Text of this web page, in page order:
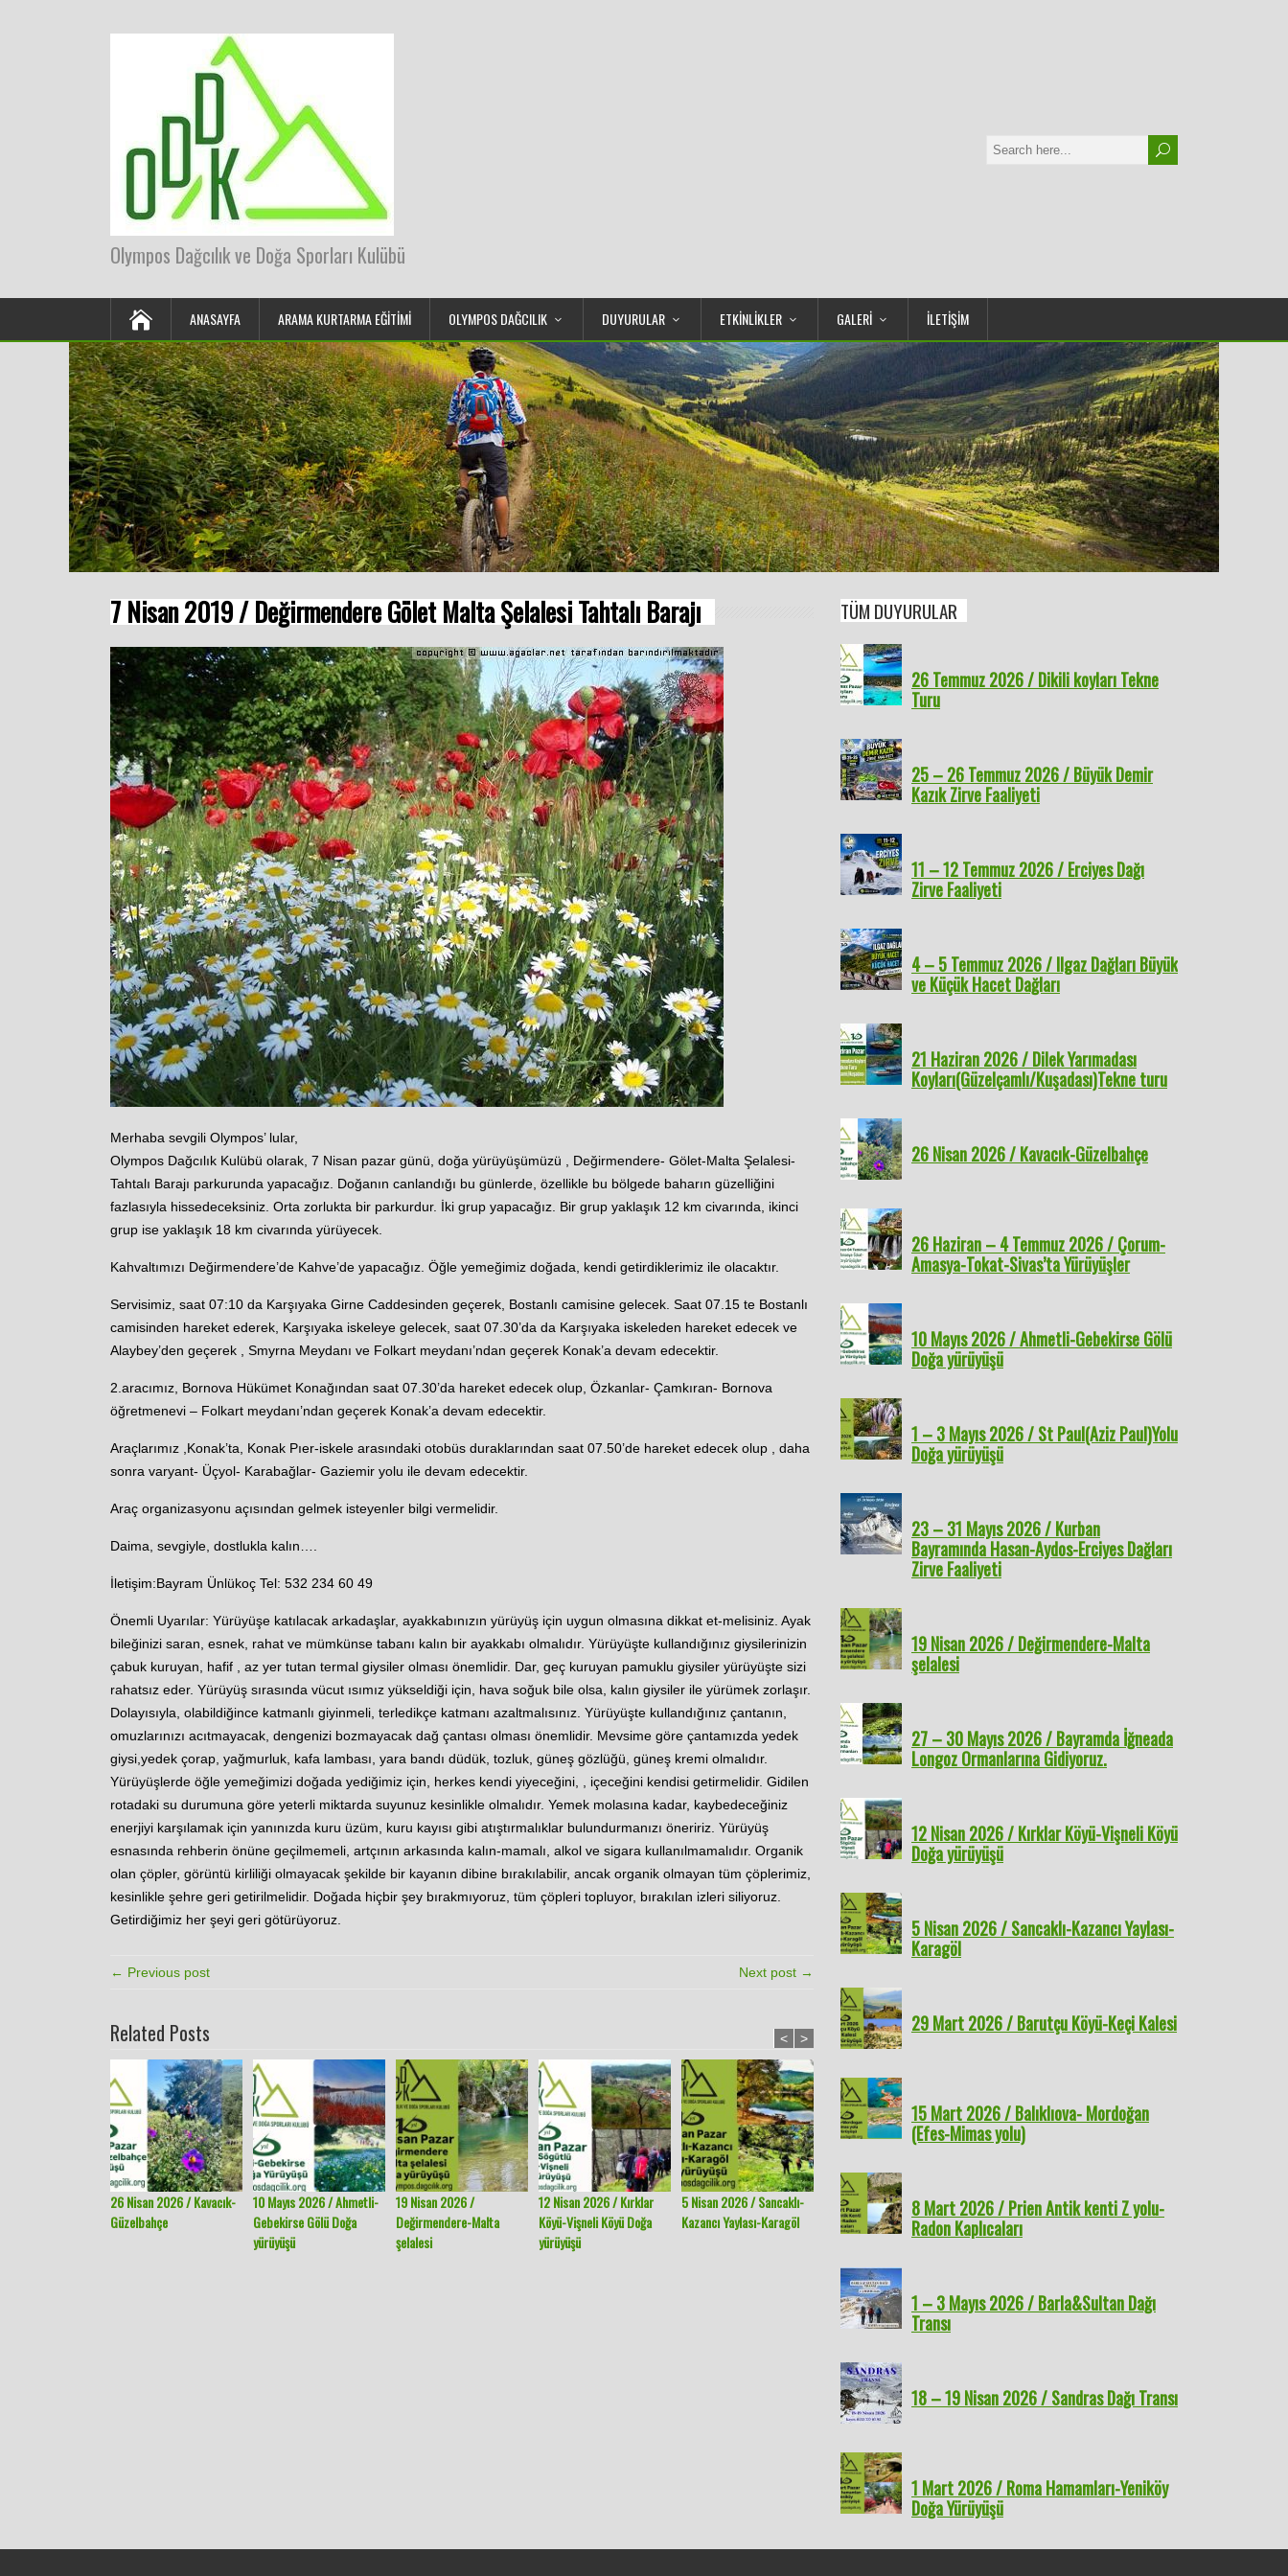
Olympos Dağcılık ve Doğa Sporları Kulübü
ANASAYFA ARAMA KURTARMA EĞITIMI OLYMPOS DAĞCILIK DUYURULAR ETKİNLİKLER GALERİ İLETİŞİM
7 Nisan 2019 / Değirmendere Gölet Malta Şelalesi Tahtalı Barajı
Merhaba sevgili Olympos’ lular,
Olympos Dağcılık Kulübü olarak, 7 Nisan pazar günü, doğa yürüyüşümüzü , Değirmendere- Gölet-Malta Şelalesi-
Tahtalı Barajı parkurunda yapacağız. Doğanın canlandığı bu günlerde, özellikle bu bölgede baharın güzelliğini
fazlasıyla hissedeceksiniz. Orta zorlukta bir parkurdur. İki grup yapacağız. Bir grup yaklaşık 12 km civarında, ikinci
grup ise yaklaşık 18 km civarında yürüyecek.
Kahvaltımızı Değirmendere’de Kahve’de yapacağız. Öğle yemeğimiz doğada, kendi getirdiklerimiz ile olacaktır.
Servisimiz, saat 07:10 da Karşıyaka Girne Caddesinden geçerek, Bostanlı camisine gelecek. Saat 07.15 te Bostanlı
camisinden hareket ederek, Karşıyaka iskeleye gelecek, saat 07.30’da da Karşıyaka iskeleden hareket edecek ve
Alaybey’den geçerek , Smyrna Meydanı ve Folkart meydanı’ndan geçerek Konak’a devam edecektir.
2.aracımız, Bornova Hükümet Konağından saat 07.30’da hareket edecek olup, Özkanlar- Çamkıran- Bornova
öğretmenevi – Folkart meydanı’ndan geçerek Konak’a devam edecektir.
Araçlarımız ,Konak’ta, Konak Pıer-iskele arasındaki otobüs duraklarından saat 07.50’de hareket edecek olup , daha
sonra varyant- Üçyol- Karabağlar- Gaziemir yolu ile devam edecektir.
Araç organizasyonu açısından gelmek isteyenler bilgi vermelidir.
Daima, sevgiyle, dostlukla kalın….
İletişim:Bayram Ünlükoç Tel: 532 234 60 49
Önemli Uyarılar: Yürüyüşe katılacak arkadaşlar, ayakkabınızın yürüyüş için uygun olmasına dikkat et-melisiniz. Ayak
bileğinizi saran, esnek, rahat ve mümkünse tabanı kalın bir ayakkabı olmalıdır. Yürüyüşte kullandığınız giysilerinizin
çabuk kuruyan, hafif , az yer tutan termal giysiler olması önemlidir. Dar, geç kuruyan pamuklu giysiler yürüyüşte sizi
rahatsız eder. Yürüyüş sırasında vücut ısımız yükseldiği için, hava soğuk bile olsa, kalın giysiler ile yürümek zorlaşır.
Dolayısıyla, olabildiğince katmanlı giyinmeli, terledikçe katmanı azaltmalısınız. Yürüyüşte kullandığınız çantanın,
omuzlarınızı acıtmayacak, dengenizi bozmayacak dağ çantası olması önemlidir. Mevsime göre çantamızda yedek
giysi,yedek çorap, yağmurluk, kafa lambası, yara bandı düdük, tozluk, güneş gözlüğü, güneş kremi olmalıdır.
Yürüyüşlerde öğle yemeğimizi doğada yediğimiz için, herkes kendi yiyeceğini, , içeceğini kendisi getirmelidir. Gidilen
rotadaki su durumuna göre yeterli miktarda suyunuz kesinlikle olmalıdır. Yemek molasına kadar, kaybedeceğiniz
enerjiyi karşılamak için yanınızda kuru üzüm, kuru kayısı gibi atıştırmalıklar bulundurmanızı öneririz. Yürüyüş
esnasında rehberin önüne geçilmemeli, artçının arkasında kalın-mamalı, alkol ve sigara kullanılmamalıdır. Organik
olan çöpler, görüntü kirliliği olmayacak şekilde bir kayanın dibine bırakılabilir, ancak organik olmayan tüm çöplerimiz,
kesinlikle şehre geri getirilmelidir. Doğada hiçbir şey bırakmıyoruz, tüm çöpleri topluyor, bırakılan izleri siliyoruz.
Getirdiğimiz her şeyi geri götürüyoruz.
← Previous post Next post →
Related Posts
26 Nisan 2026 / Kavacık-
Güzelbahçe
10 Mayıs 2026 / Ahmetli-
Gebekirse Gölü Doğa
yürüyüşü
19 Nisan 2026 /
Değirmendere-Malta
şelalesi
12 Nisan 2026 / Kırklar
Köyü-Vişneli Köyü Doğa
yürüyüşü
5 Nisan 2026 / Sancaklı-
Kazancı Yaylası-Karagöl
29 Mart 2026 / Barutçu
Köyü-Keçi Kalesi
15 Mart 2026 / Balıklıova-
Mordoğan (Efes-Mimas
yolu)
8 Mart 2026 / Prien Antik
kenti Z yolu- Radon
< >
TÜM DUYURULAR
26 Temmuz 2026 / Dikili koyları Tekne
Turu
25 – 26 Temmuz 2026 / Büyük Demir
Kazık Zirve Faaliyeti
11 – 12 Temmuz 2026 / Erciyes Dağı
Zirve Faaliyeti
4 – 5 Temmuz 2026 / Ilgaz Dağları Büyük
ve Küçük Hacet Dağları
21 Haziran 2026 / Dilek Yarımadası
Koyları(Güzelçamlı/Kuşadası)Tekne turu
26 Nisan 2026 / Kavacık-Güzelbahçe
26 Haziran – 4 Temmuz 2026 / Çorum-
Amasya-Tokat-Sivas’ta Yürüyüşler
10 Mayıs 2026 / Ahmetli-Gebekirse Gölü
Doğa yürüyüşü
1 – 3 Mayıs 2026 / St Paul(Aziz Paul)Yolu
Doğa yürüyüşü
23 – 31 Mayıs 2026 / Kurban
Bayramında Hasan-Aydos-Erciyes Dağları
Zirve Faaliyeti
19 Nisan 2026 / Değirmendere-Malta
şelalesi
27 – 30 Mayıs 2026 / Bayramda İğneada
Longoz Ormanlarına Gidiyoruz.
12 Nisan 2026 / Kırklar Köyü-Vişneli Köyü
Doğa yürüyüşü
5 Nisan 2026 / Sancaklı-Kazancı Yaylası-
Karagöl
29 Mart 2026 / Barutçu Köyü-Keçi Kalesi
15 Mart 2026 / Balıklıova- Mordoğan
(Efes-Mimas yolu)
8 Mart 2026 / Prien Antik kenti Z yolu-
Radon Kaplıcaları
1 – 3 Mayıs 2026 / Barla&Sultan Dağı
Transı
18 – 19 Nisan 2026 / Sandras Dağı Transı
1 Mart 2026 / Roma Hamamları-Yeniköy
Doğa Yürüyüşü